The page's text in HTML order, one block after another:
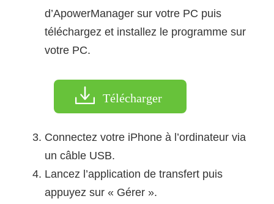
d’ApowerManager sur votre PC puis
téléchargez et installez le programme sur
votre PC.
Télécharger
Connectez votre iPhone à l’ordinateur via
un câble USB.
Lancez l’application de transfert puis
appuyez sur « Gérer ».